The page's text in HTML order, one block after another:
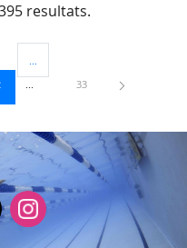
resultats.
Utilitzeu TAB per navegar.
Pàgines intermèdies Utilitzeu
Pàgina
33